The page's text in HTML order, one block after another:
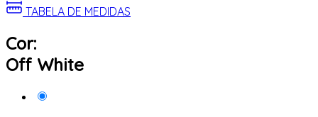
TABELA DE MEDIDAS
Cor:
Off White